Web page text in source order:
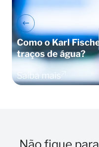
Como o Karl
traços de água?
Saiba mais